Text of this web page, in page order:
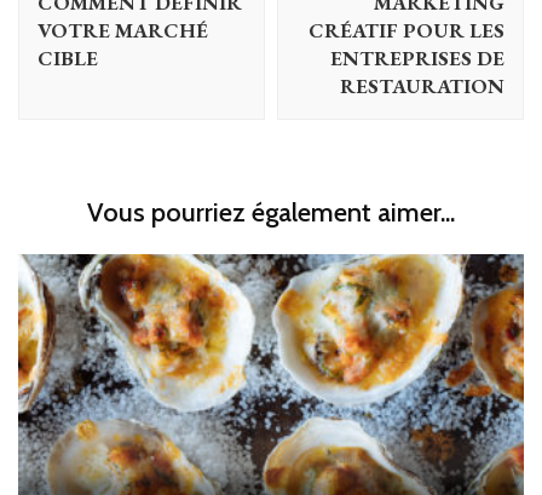
VOTRE MARCHÉ
CIBLE
CRÉATIF POUR LES
ENTREPRISES DE
RESTAURATION
Vous pourriez également aimer...